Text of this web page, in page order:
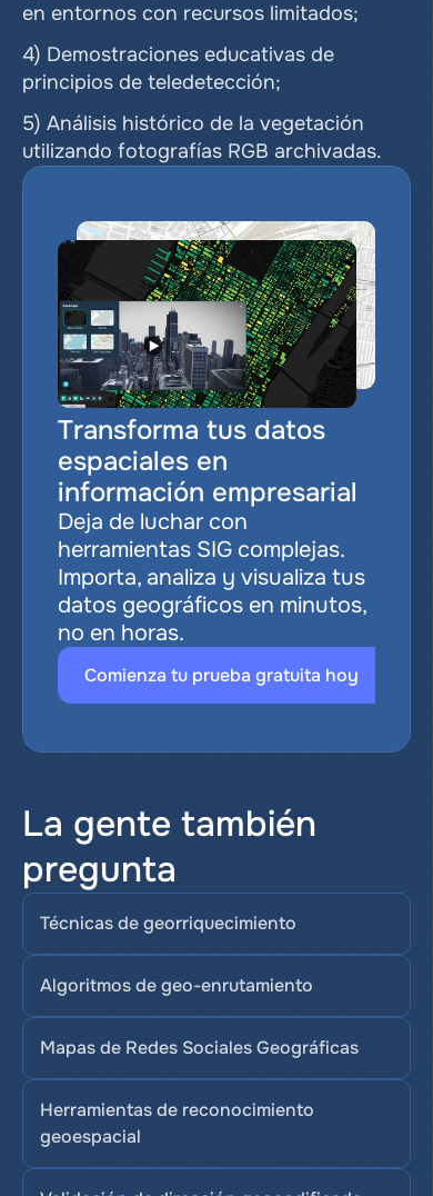
en entornos con recursos limitados;
4) Demostraciones educativas de
principios de teledetección;
5) Análisis histórico de la vegetación
utilizando fotografías RGB archivadas.
Transforma tus datos
espaciales en
información empresarial
Deja de luchar con
herramientas SIG complejas.
Importa, analiza y visualiza tus
datos geográficos en minutos,
no en horas.
Comienza tu prueba gratuita hoy
La gente también
pregunta
Técnicas de georriquecimiento
Algoritmos de geo-enrutamiento
Mapas de Redes Sociales Geográficas
Herramientas de reconocimiento
geoespacial